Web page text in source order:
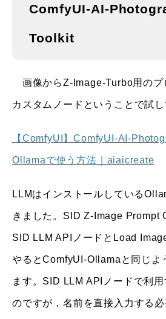
ComfyUI-AI-
Toolkit
画像からZ-Image-Turbo用のプ
カスタムノードということで試し
【ComfyUI】ComfyUI-AI-
Ollamaで使う方法｜aiaicreate
LLMはインストールしている
きました。SID Z-Image Prompt
SID LLM APIノードとLoad
やるとComfyUI-Ollamaと同じよ
ます。SID LLM APIノードで利
のですが，名前を直接入力する